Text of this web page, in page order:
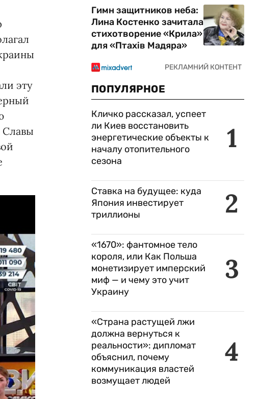
эту
Славы
Гимн защитников неба:
Лина Костенко зачитала
стихотворение «Крила»
для «Птахів Мадяра»
ПОПУЛЯРНОЕ
1
Кличко рассказал, успеет
ли Киев восстановить
энергетические объекты к
началу отопительного
сезона
2
Ставка на будущее: куда
Япония инвестирует
триллионы
3
«1670»: фантомное тело
короля, или Как Польша
монетизирует имперский
миф — и чему это учит
Украину
4
«Страна растущей лжи
должна вернуться к
реальности»: дипломат
объяснил, почему
коммуникация властей
возмущает людей